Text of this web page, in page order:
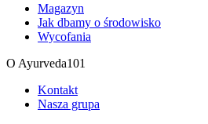
Magazyn
Jak dbamy o środowisko
Wycofania
O Ayurveda101
Kontakt
Nasza grupa